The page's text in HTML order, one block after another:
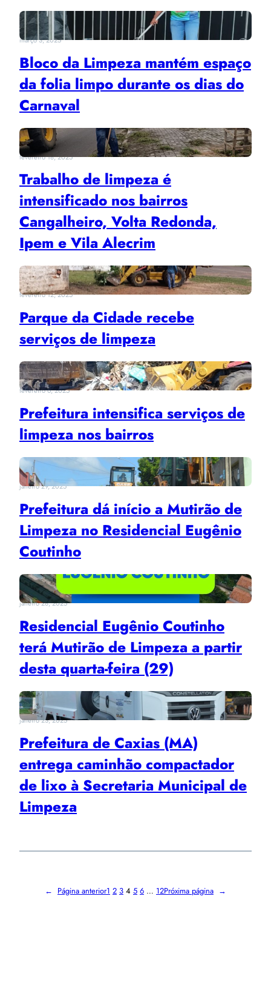
março 3, 2025
Bloco da Limpeza mantém espaço
da folia limpo durante os dias do
Carnaval
fevereiro 18, 2025
Trabalho de limpeza é
intensificado nos bairros
Cangalheiro, Volta Redonda,
Ipem e Vila Alecrim
fevereiro 12, 2025
Parque da Cidade recebe
serviços de limpeza
fevereiro 6, 2025
Prefeitura intensifica serviços de
limpeza nos bairros
janeiro 29, 2025
Prefeitura dá início a Mutirão de
Limpeza no Residencial Eugênio
Coutinho
janeiro 28, 2025
Residencial Eugênio Coutinho
terá Mutirão de Limpeza a partir
desta quarta-feira (29)
janeiro 23, 2025
Prefeitura de Caxias (MA)
entrega caminhão compactador
de lixo à Secretaria Municipal de
Limpeza
← Página anterior1 2 3 4 5 6 … 12Próxima página →